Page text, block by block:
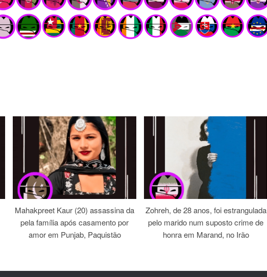
Mahakpreet Kaur (20) assassina da
pela família após casamento por
amor em Punjab, Paquistão
Zohreh, de 28 anos, foi estrangulada
pelo marido num suposto crime de
honra em Marand, no Irão